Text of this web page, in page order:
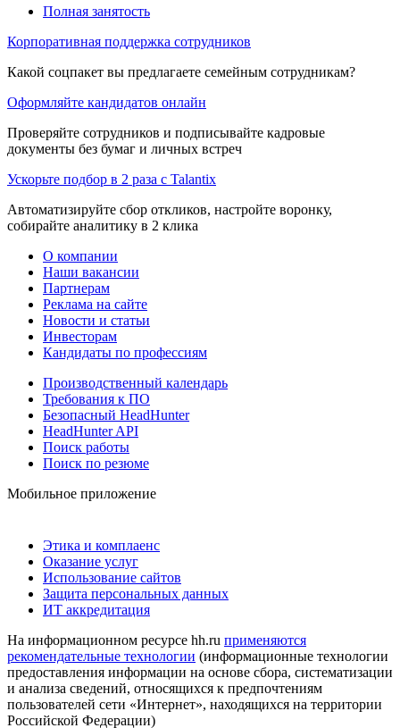
Полная занятость
Корпоративная поддержка сотрудников
Какой соцпакет вы предлагаете семейным сотрудникам?
Оформляйте кандидатов онлайн
Проверяйте сотрудников и подписывайте кадровые
документы без бумаг и личных встреч
Ускорьте подбор в 2 раза с Talantix
Автоматизируйте сбор откликов, настройте воронку,
собирайте аналитику в 2 клика
О компании
Наши вакансии
Партнерам
Реклама на сайте
Новости и статьи
Инвесторам
Кандидаты по профессиям
Производственный календарь
Требования к ПО
Безопасный HeadHunter
HeadHunter API
Поиск работы
Поиск по резюме
Мобильное приложение
Этика и комплаенс
Оказание услуг
Использование сайтов
Защита персональных данных
ИТ аккредитация
На информационном ресурсе hh.ru применяются
рекомендательные технологии (информационные технологии
предоставления информации на основе сбора, систематизации
и анализа сведений, относящихся к предпочтениям
пользователей сети «Интернет», находящихся на территории
Российской Федерации)